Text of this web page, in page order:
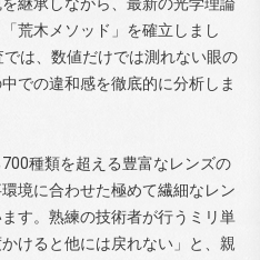
継承しながら、最新の光学理論
荒木メソッド」を確立しまし
は、数値だけでは測れない眼の
での違和感を徹底的に分析しま
種類を超える豊富なレンズの
境に合わせた極めて繊細なレン
す。熟練の技術者が行うミリ単
けると他には戻れない」と、親